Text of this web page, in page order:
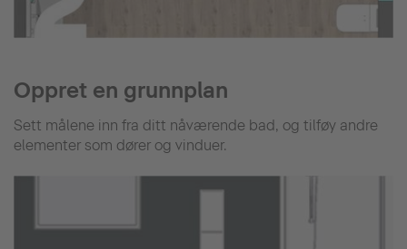
Oppret en grunnplan
Sett målene inn fra ditt nåværende bad, og tilføy andre
elementer som dører og vinduer.